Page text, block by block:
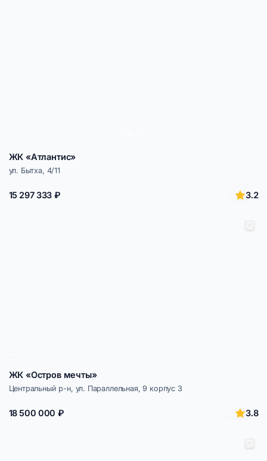
ЖК «Атлантис»
ул. Бытха, 4/11
15 297 333 ₽ 3.2
ЖК «Остров мечты»
Центральный р-н, ул. Параллельная, 9 корпус 3
18 500 000 ₽ 3.8